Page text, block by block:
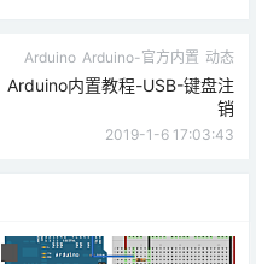
Arduino Arduino-官方内置 动态
Arduino内置教程-USB-键盘注
销
2019-1-6 17:03:43